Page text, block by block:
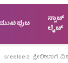
ಸ್ಪಾಟ್
ಲೈಟ್
sreeleela: ಶ್ರೀಲೀಲಾಗೆ